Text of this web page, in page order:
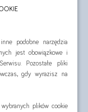
podobne narzędzia
jest obowiązkowe i
Pozostałe pliki
gdy wyrazisz na
plików cookie